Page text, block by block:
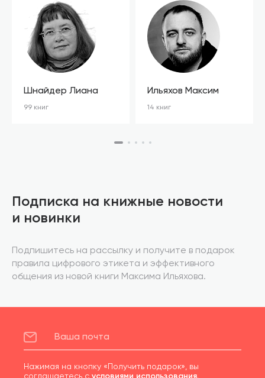
Шнайдер Лиана
99 книг
Ильяхов Максим
14 книг
Подписка на книжные новости
и новинки
Подпишитесь на рассылку и получите в подарок
правила цифрового этикета и эффективного
общения из новой книги Максима Ильяхова.
Нажимая на кнопку «Получить подарок», вы
соглашаетесь с условиями использования.